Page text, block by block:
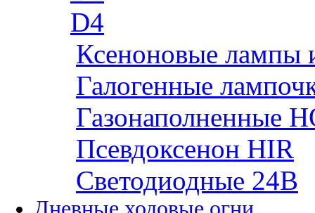
D4
Ксеноновые лампы
Галогенные
Газонаполненные
Псевдоксенон HIR
Cветодиодные 24B